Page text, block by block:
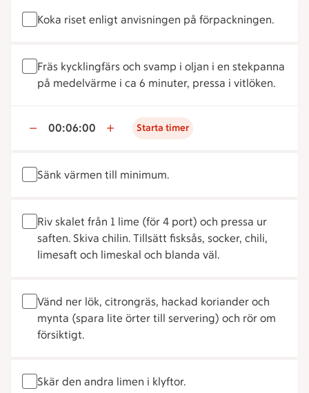
Koka riset enligt anvisningen på förpackningen.
Fräs kycklingfärs och svamp i oljan i en stekpanna
på medelvärme i ca 6 minuter, pressa i vitlöken.
00:06:00 Starta timer
Sänk värmen till minimum.
Riv skalet från 1 lime (för 4 port) och pressa ur
saften. Skiva chilin. Tillsätt fisksås, socker, chili,
limesaft och limeskal och blanda väl.
Vänd ner lök, citrongräs, hackad koriander och
mynta (spara lite örter till servering) och rör om
försiktigt.
Skär den andra limen i klyftor.